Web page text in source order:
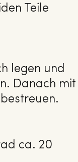
Teile
legen und
Danach mit
ca. 20